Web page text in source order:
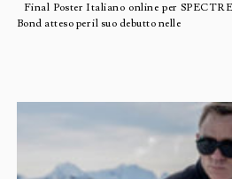
Final Poster Italiano online per
Bond atteso per il suo debutto nelle